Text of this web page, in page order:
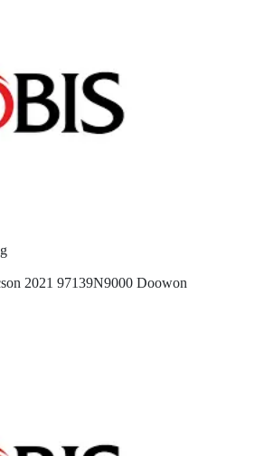
2021 97139N9000 Doowon